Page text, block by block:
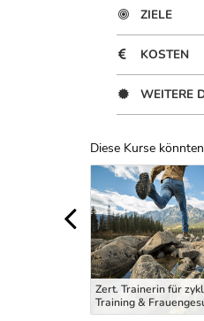
ZIELE
KOSTEN
WEITERE
Diese Kurse
Uber
Zert. Trainerin für
Training &